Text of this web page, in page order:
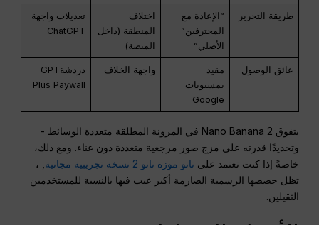
طريقة التحرير
“الإعادة مع
المحترفين”
الأصلي”
اختلاف
المنطقة (داخل
المنصة)
تعديلات واجهة
ChatGPT
عائق الوصول
مقيد
بمستويات
Google
واجهة الخلاف
دردشةGPT
Plus Paywall
يتفوق Nano Banana 2 في المرونة المطلقة متعددة الوسائط -
وتحديدًا قدرته على مزج صور مرجعية متعددة دون عناء. ومع ذلك،
خاصةً إذا كنت تعتمد على نانو موزة نانو 2 نسخة تجريبية مجانية
, ،
تظل حصصها الرسمية الصارمة أكبر عيب فيها بالنسبة للمستخدمين
الثقيلين.